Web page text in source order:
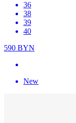
36
38
39
40
590 BYN
New